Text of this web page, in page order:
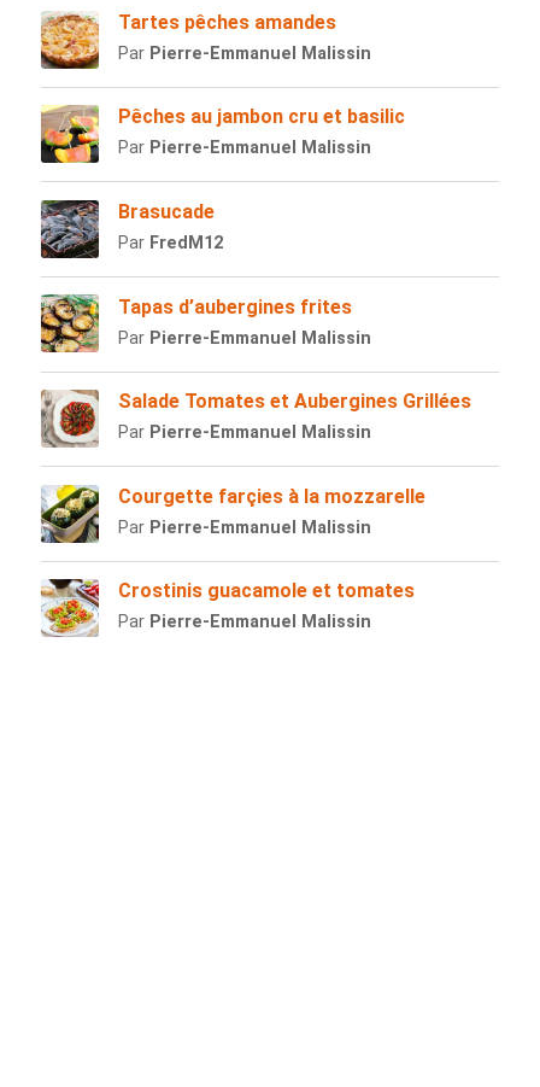
Tartes pêches amandes
Par Pierre-Emmanuel Malissin
Pêches au jambon cru et basilic
Par Pierre-Emmanuel Malissin
Brasucade
Par FredM12
Tapas d’aubergines frites
Par Pierre-Emmanuel Malissin
Salade Tomates et Aubergines Grillées
Par Pierre-Emmanuel Malissin
Courgette farçies à la mozzarelle
Par Pierre-Emmanuel Malissin
Crostinis guacamole et tomates
Par Pierre-Emmanuel Malissin